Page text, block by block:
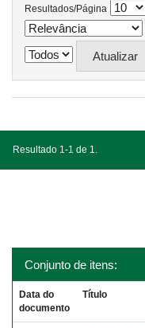
Resultados/Página
Resultado 1-1 de 1.
Conjunto de itens:
Data do
documento
Título